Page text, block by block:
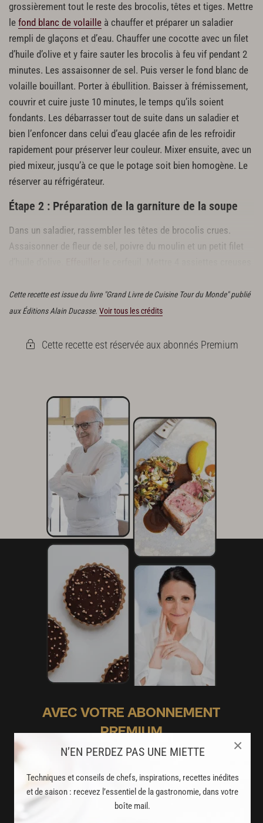
N’EN PERDEZ PAS UNE MIETTE
Techniques et conseils de chefs, inspirations, recettes inédites
et de saison : recevez l’essentiel de la gastronomie, dans votre
boîte mail.
×
grossièrement tout le reste des brocolis, têtes et tiges. Mettre
le fond blanc de volaille à chauffer et préparer un saladier
rempli de glaçons et d’eau. Chauffer une cocotte avec un filet
d’huile d’olive et y faire sauter les brocolis à feu vif pendant 2
minutes. Les assaisonner de sel. Puis verser le fond blanc de
volaille bouillant. Porter à ébullition. Baisser à frémissement,
couvrir et cuire juste 10 minutes, le temps qu’ils soient
fondants. Les débarrasser tout de suite dans un saladier et
bien l’enfoncer dans celui d’eau glacée afin de les refroidir
rapidement pour préserver leur couleur. Mixer ensuite, avec un
pied mixeur, jusqu’à ce que le potage soit bien homogène. Le
réserver au réfrigérateur.
Étape 2 : Préparation de la garniture de la soupe
Dans un saladier, rassembler les têtes de brocolis crues.
Assaisonner de fleur de sel, poivre du moulin et un petit filet
Cette recette est issue du livre "Grand Livre de Cuisine Tour du Monde" publié
aux Éditions Alain Ducasse. Voir tous les crédits
Cette recette est réservée aux abonnés Premium
AVEC VOTRE ABONNEMENT
PREMIUM
LA CUISINE DES CHEFS, ENFIN ACCESSIBLE !
8000recettes exclusives
partagées par vos chefs préférés